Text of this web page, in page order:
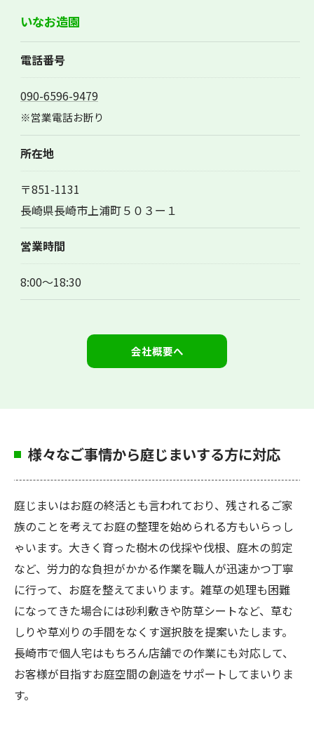
いなお造園
電話番号
090-6596-9479
※営業電話お断り
所在地
〒851-1131
長崎県長崎市上浦町５０３ー１
営業時間
8:00～18:30
会社概要へ
様々なご事情から庭じまいする方に対応
庭じまいはお庭の終活とも言われており、残されるご家
族のことを考えてお庭の整理を始められる方もいらっし
ゃいます。大きく育った樹木の伐採や伐根、庭木の剪定
など、労力的な負担がかかる作業を職人が迅速かつ丁寧
に行って、お庭を整えてまいります。雑草の処理も困難
になってきた場合には砂利敷きや防草シートなど、草む
しりや草刈りの手間をなくす選択肢を提案いたします。
長崎市で個人宅はもちろん店舗での作業にも対応して、
お客様が目指すお庭空間の創造をサポートしてまいりま
す。